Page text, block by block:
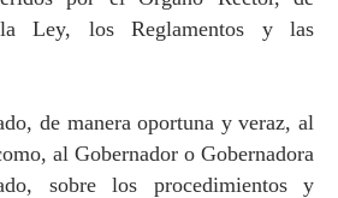
la Ley, los Reglamentos y las
de manera oportuna y veraz, al
al Gobernador o Gobernadora
sobre los procedimientos y